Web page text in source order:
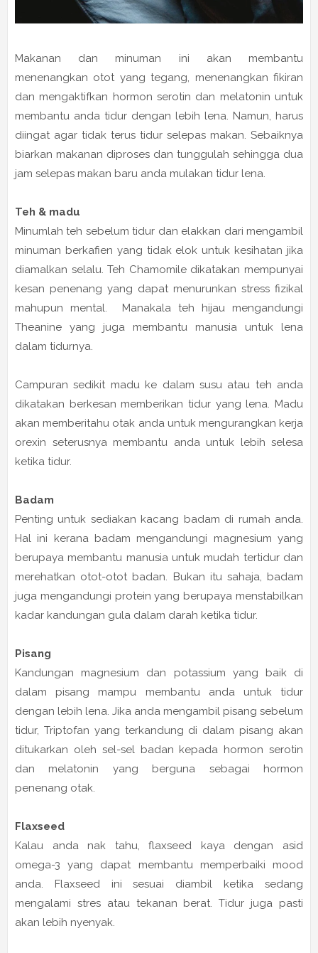
Makanan dan minuman ini akan membantu
menenangkan otot yang tegang, menenangkan fikiran
dan mengaktifkan hormon serotin dan melatonin untuk
membantu anda tidur dengan lebih lena. Namun, harus
diingat agar tidak terus tidur selepas makan. Sebaiknya
biarkan makanan diproses dan tunggulah sehingga dua
jam selepas makan baru anda mulakan tidur lena.
Teh & madu
Minumlah teh sebelum tidur dan elakkan dari mengambil
minuman berkafien yang tidak elok untuk kesihatan jika
diamalkan selalu. Teh Chamomile dikatakan mempunyai
kesan penenang yang dapat menurunkan stress fizikal
mahupun mental. Manakala teh hijau mengandungi
Theanine yang juga membantu manusia untuk lena
dalam tidurnya.
Campuran sedikit madu ke dalam susu atau teh anda
dikatakan berkesan memberikan tidur yang lena. Madu
akan memberitahu otak anda untuk mengurangkan kerja
orexin seterusnya membantu anda untuk lebih selesa
ketika tidur.
Badam
Penting untuk sediakan kacang badam di rumah anda.
Hal ini kerana badam mengandungi magnesium yang
berupaya membantu manusia untuk mudah tertidur dan
merehatkan otot-otot badan. Bukan itu sahaja, badam
juga mengandungi protein yang berupaya menstabilkan
kadar kandungan gula dalam darah ketika tidur.
Pisang
Kandungan magnesium dan potassium yang baik di
dalam pisang mampu membantu anda untuk tidur
dengan lebih lena. Jika anda mengambil pisang sebelum
tidur, Triptofan yang terkandung di dalam pisang akan
ditukarkan oleh sel-sel badan kepada hormon serotin
dan melatonin yang berguna sebagai hormon
penenang otak.
Flaxseed
Kalau anda nak tahu, flaxseed kaya dengan asid
omega-3 yang dapat membantu memperbaiki mood
anda. Flaxseed ini sesuai diambil ketika sedang
mengalami stres atau tekanan berat. Tidur juga pasti
akan lebih nyenyak.